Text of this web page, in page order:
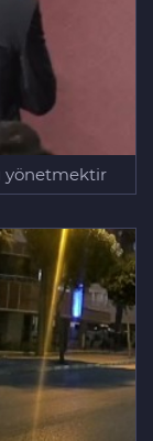
yönetmektir